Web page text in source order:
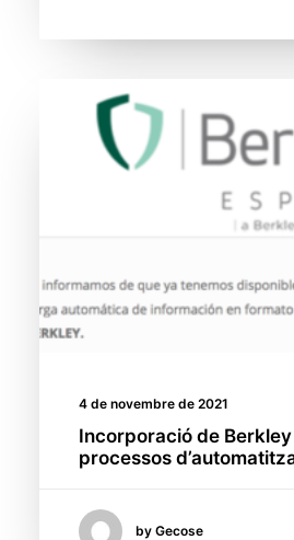
4 de novembre de 2021
Incorporació de Berkley
processos
by Gecose